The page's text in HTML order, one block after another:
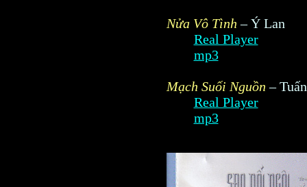
Nửa Vô Tình– Ý Lan
Real Player
mp3
Mạch Suối Nguồn –
Real Player
mp3